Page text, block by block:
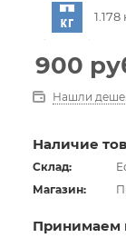
1.178
900
Нашли
Наличие
Склад:
Магазин:
Принимаем